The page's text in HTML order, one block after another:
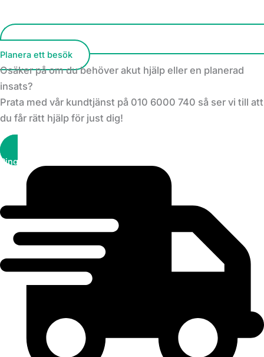
Planera ett besök
Osäker på om du behöver akut hjälp eller en planerad
insats?
Prata med vår kundtjänst på 010 6000 740 så ser vi till att
du får rätt hjälp för just dig!
Ring kundtjänst